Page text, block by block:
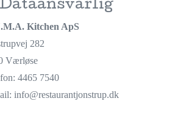
Dataansvarlig
Kitchen ApS
282
Værløse
4465 7540
info@restaurantjonstrup.dk